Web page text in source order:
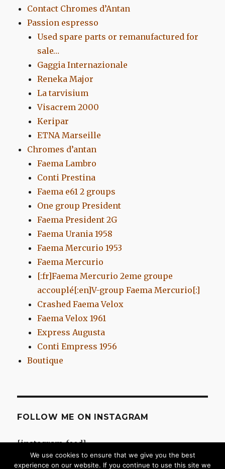
Contact Chromes d’Antan
Passion espresso
Used spare parts or remanufactured for
sale…
Gaggia Internazionale
Reneka Major
La tarvisium
Visacrem 2000
Keripar
ETNA Marseille
Chromes d’antan
Faema Lambro
Conti Prestina
Faema e61 2 groups
One group President
Faema President 2G
Faema Urania 1958
Faema Mercurio 1953
Faema Mercurio
[:fr]Faema Mercurio 2eme groupe
accouplé[:en]V-group Faema Mercurio[:]
Crashed Faema Velox
Faema Velox 1961
Express Augusta
Conti Empress 1956
Boutique
FOLLOW ME ON INSTAGRAM
[instagram-feed]
We use cookies to ensure that we give you the best
experience on our website. If you continue to use this site we